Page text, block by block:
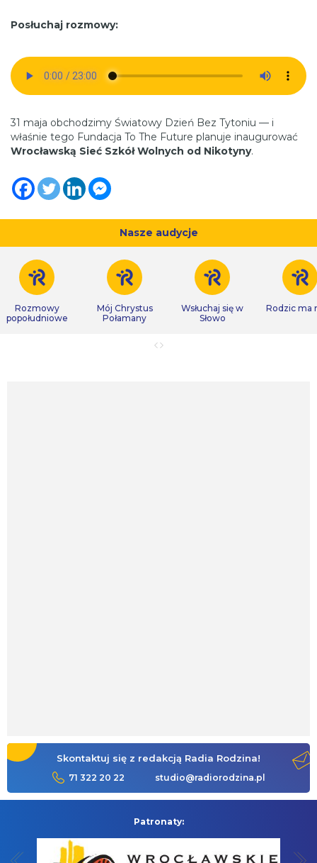
Posłuchaj rozmowy:
31 maja obchodzimy Światowy Dzień Bez Tytoniu — i
właśnie tego Fundacja To The Future planuje inaugurować
Wrocławską Sieć Szkół Wolnych od Nikotyny.
Nasze audycje
Rozmowy
popołudniowe
Mój Chrystus
Połamany
Wsłuchaj się w
Słowo
Rodzic ma
Skontaktuj się z redakcją Radia Rodzina!
71 322 20 22 studio@radiorodzina.pl
Patronaty: